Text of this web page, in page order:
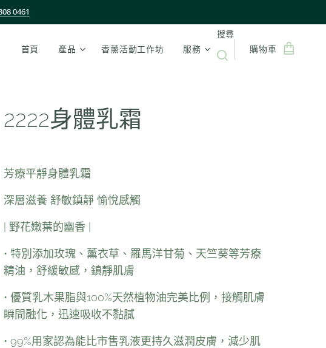
0461
首頁 產品 香薰活動工作坊 服務
搜尋
購物車
2222身體乳霜
芳療平靜身體乳霜
深層滋養 舒敏鎮靜 愉悅感觸
| 野花嫩葉的幽香 |
• 特別添加玫瑰、薰衣草、羅馬洋甘菊、天竺葵等芳療
精油，舒緩敏感，鎮靜肌膚
• 優質乳木果脂與100%天然植物油完美比例，接觸肌膚
瞬間融化，迅速吸收不黏膩
• 99%用家認為能比市售乳液更持久滋潤皮膚，減少肌